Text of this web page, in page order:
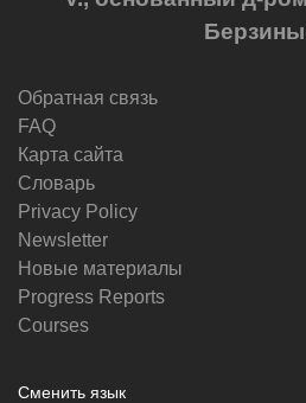
Обратная связь
FAQ
Карта сайта
Словарь
Privacy Policy
Newsletter
Новые материалы
Progress Reports
Courses
Сменить язык